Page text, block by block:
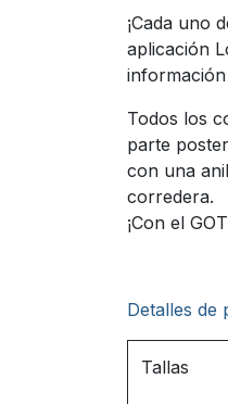
¡Cada uno
aplicación
Todos los
parte
con una
corredera.
¡Con el
Detalles de
Tallas